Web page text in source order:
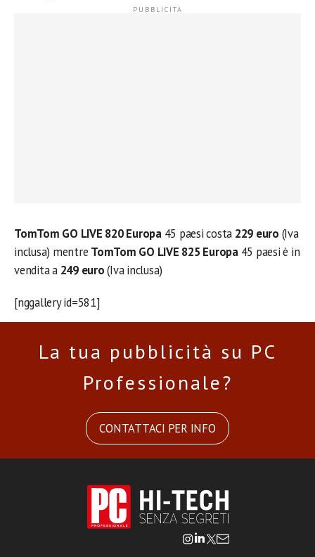
TomTom GO LIVE 820 Europa45 paesi costa 229 euro (Iva
inclusa) mentre TomTom GO LIVE 825 Europa45 paesi è in
vendita a 249 euro(Iva inclusa)
[nggallery id=581]
La tua pubblicità su PC
Professionale?
CONTATTACI PER INFO